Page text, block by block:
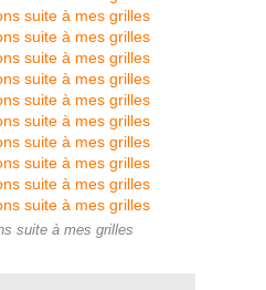
suite à mes grilles